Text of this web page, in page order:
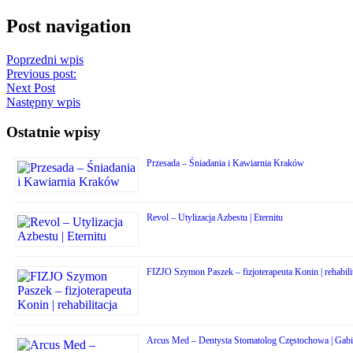
Post navigation
Poprzedni wpis
Previous post:
Next Post
Następny wpis
Ostatnie wpisy
Przesada – Śniadania i Kawiarnia Kraków
Revol – Utylizacja Azbestu | Eternitu
FIZJO Szymon Paszek – fizjoterapeuta Konin |
Arcus Med – Dentysta Stomatolog Częstochowa |